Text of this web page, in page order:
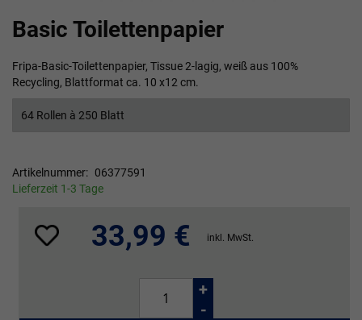
Basic Toilettenpapier
Fripa-Basic-Toilettenpapier, Tissue 2-lagig, weiß aus 100%
Recycling, Blattformat ca. 10 x12 cm.
64 Rollen à 250 Blatt
Artikelnummer
06377591
Lieferzeit 1-3 Tage
33,99 € inkl. MwSt.
+
-
Anfang
der
springen